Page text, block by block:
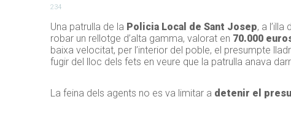
234
Una patrulla de la Policia Local de Sant Josep, a
robar un rellotge d’alta gamma, valorat en 70.000
baixa velocitat, per l’interior del poble, el presumpte
fugir del lloc dels fets en veure que la patrulla anava
La feina dels agents no es va limitar a detenir el